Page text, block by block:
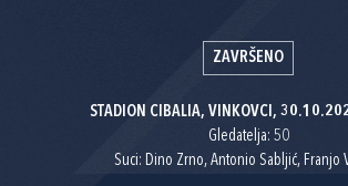
ZAVRŠENO
STADION CIBALIA, VINKOVCI,
Gledatelja: 50
Suci: Dino Zrno, Antonio Sabljić, Franjo